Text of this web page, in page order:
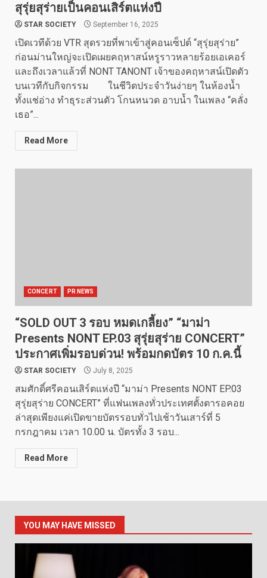
สุรุ่ยสุร่ายเป็นคอนเสิร์ตแห่งปี
STAR SOCIETY September 16, 2025
เปิดเวทีด้วย VTR สุดรวยที่พาเข้าสู่คอนเซ็ปต์ “สุรุ่ยสุร่าย”
ก่อนม่านใหญ่จะเปิดเผยคฤหาสน์หรูราวหลายร้อยเอเคอร์
และถึงเวลาแล้วที่ NONT TANONT เจ้าของคฤหาสน์เปิดตัว
บนเวทีกับกิจกรรม ในชีวิตประจำวันง่ายๆ ในห้องน้ำ
ทั้งแช่อ่าง ทำธุระส่วนตัว โกนหนวด อาบน้ำ ในเพลง “คลั่ง
เธอ”...
Read More
CONCERT PR NEWS
“SOLD OUT 3 รอบ หมดเกลี้ยง” “มาม่า
Presents NONT EP.03 สุรุ่ยสุร่าย CONCERT”
ประกาศเพิ่มรอบด่วน! พร้อมกดบัตร 10 ก.ค.นี้
STAR SOCIETY July 8, 2025
สมศักดิ์ศรีคอนเสิร์ตแห่งปี “มาม่า Presents NONT EP.03
สุรุ่ยสุร่าย CONCERT” ที่แฟนเพลงทั่วประเทศตั้งตารอคอย
ล่าสุดเพียงแค่เปิดขายบัตรรอบทั่วไปเช้าวันเสาร์ที่ 5
กรกฎาคม เวลา 10.00 น. บัตรทั้ง 3 รอบ...
Read More
YOU MAY HAVE MISSED